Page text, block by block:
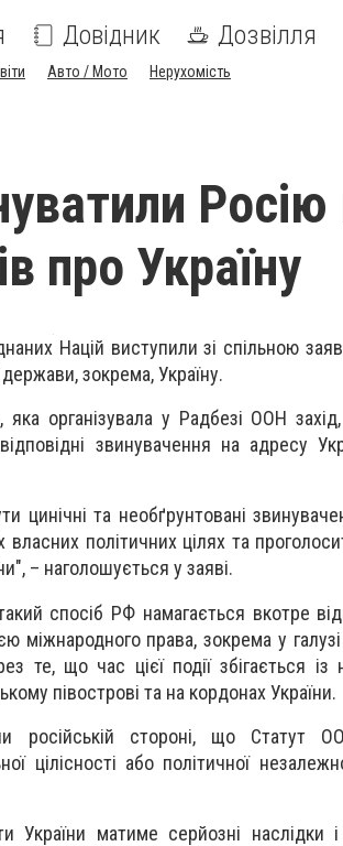
Довідник Дозвілля
Авто / Мото Нерухомість
Росію
про Україну
Націй виступили зі спільною
зокрема, Україну.
організувала у Радбезі ООН
звинувачення на адресу
цинічні та необґрунтовані
власних політичних цілях та
– наголошується у заяві.
спосіб РФ намагається вкотре
міжнародного права, зокрема у
те, що час цієї події збігається із
півострові та на кордонах України.
російській стороні, що Статут
цілісності або політичної
України матиме серйозні наслідки